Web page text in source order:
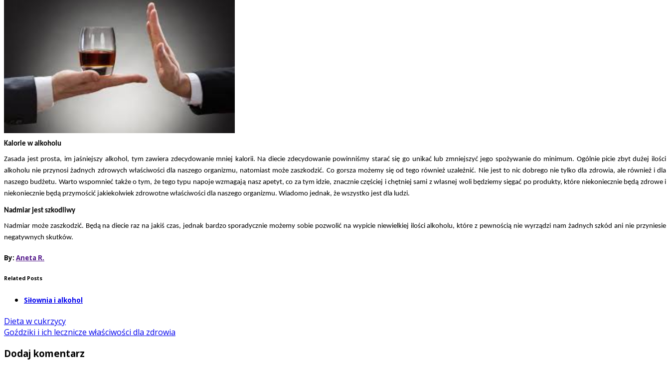
Kalorie w alkoholu
Zasada jest prosta, im jaśniejszy alkohol, tym zawiera zdecydowanie mniej kalorii. Na diecie zdecydowanie powinniśmy starać się go unikać lub zmniejszyć jego spożywanie do minimum. Ogólnie picie zbyt dużej ilości
alkoholu nie przynosi żadnych zdrowych właściwości dla naszego organizmu, natomiast może zaszkodzić. Co gorsza możemy się od tego również uzależnić. Nie jest to nic dobrego nie tylko dla zdrowia, ale również i dla
naszego budżetu. Warto wspomnieć także o tym, że tego typu napoje wzmagają nasz apetyt, co za tym idzie, znacznie częściej i chętniej sami z własnej woli będziemy sięgać po produkty, które niekoniecznie będą zdrowe i
niekoniecznie będą przymościć jakiekolwiek zdrowotne właściwości dla naszego organizmu. Wiadomo jednak, że wszystko jest dla ludzi.
Nadmiar jest szkodliwy
Nadmiar może zaszkodzić. Będą na diecie raz na jakiś czas, jednak bardzo sporadycznie możemy sobie pozwolić na wypicie niewielkiej ilości alkoholu, które z pewnością nie wyrządzi nam żadnych szkód ani nie przyniesie
negatywnych skutków.
By: Aneta R.
Related Posts
Siłownia i alkohol
Dieta w cukrzycy
Goździki i ich lecznicze właściwości dla zdrowia
Dodaj komentarz